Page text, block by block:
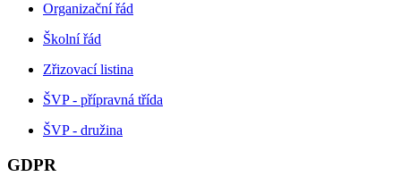
Organizační řád
Školní řád
Zřizovací listina
ŠVP - přípravná třída
ŠVP - družina
GDPR